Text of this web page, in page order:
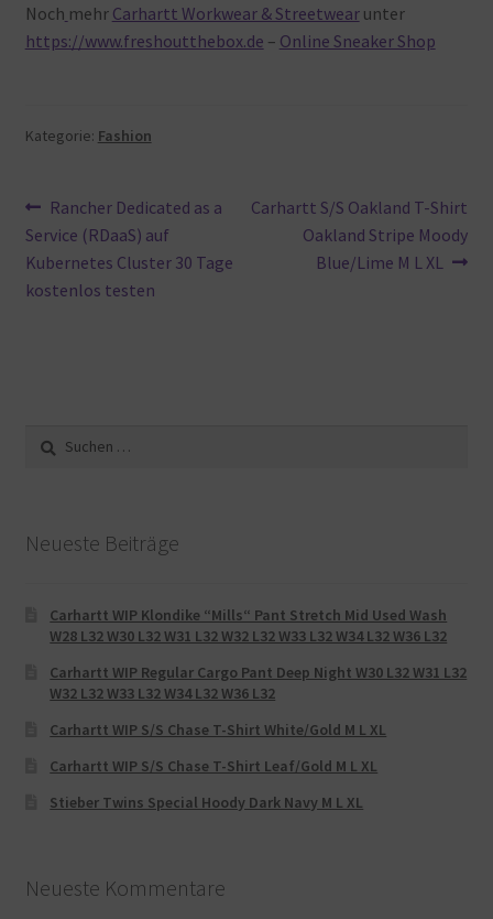
Noch mehr Carhartt Workwear & Streetwearunter
https://www.freshoutthebox.de – Online Sneaker Shop
Kategorie: Fashion
Beitragsnavigation
Vorheriger
Beitrag:
Rancher Dedicated as a
Service (RDaaS) auf
Kubernetes Cluster 30 Tage
kostenlos testen
Nächster
Beitrag:
Carhartt S/S Oakland T-Shirt
Oakland Stripe Moody
Blue/Lime M L XL
Suche
nach:
Neueste Beiträge
Carhartt WIP Klondike “Mills“ Pant Stretch Mid Used Wash
W28 L32 W30 L32 W31 L32 W32 L32 W33 L32 W34 L32 W36 L32
Carhartt WIP Regular Cargo Pant Deep Night W30 L32 W31 L32
W32 L32 W33 L32 W34 L32 W36 L32
Carhartt WIP S/S Chase T-Shirt White/Gold M L XL
Carhartt WIP S/S Chase T-Shirt Leaf/Gold M L XL
Stieber Twins Special Hoody Dark Navy M L XL
Neueste Kommentare